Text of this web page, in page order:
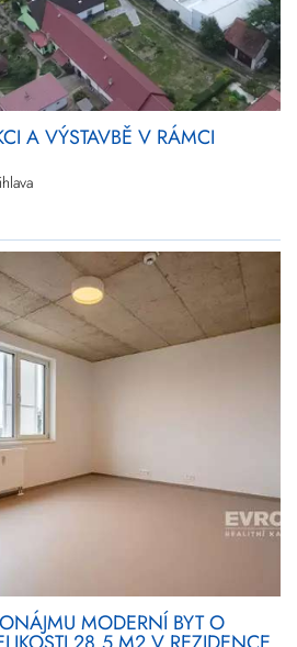
A VÝSTAVBĚ V RÁMCI
MODERNÍ BYT O